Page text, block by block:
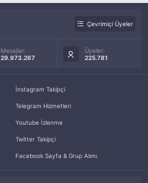
Çevrimiçi Üyeler
Mesajlar:
29.973.267
Üyeler:
225.781
İnstagram Takipçi
Telegram Hizmetleri
Youtube İzlenme
Twitter Takipçi
Facebook Sayfa & Grup Alımı